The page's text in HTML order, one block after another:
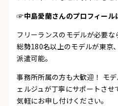
☞中島愛蘭さんのプロフィール
フリーランスのモデルが必要な
総勢180名以上のモデルが東京
派遣可能。
事務所所属の方も大歓迎！ モ
ェルジュが丁寧にサポートさ
気軽にお申し付けください。